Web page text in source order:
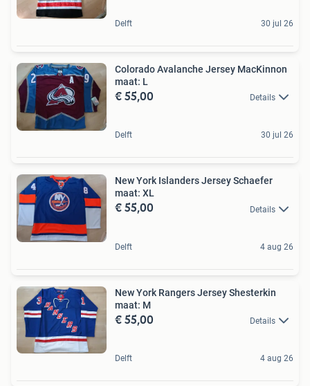
Delft 30 jul 26
Colorado Avalanche Jersey MacKinnon
maat: L
€ 55,00 Details
Delft 30 jul 26
New York Islanders Jersey Schaefer
maat: XL
€ 55,00 Details
Delft 4 aug 26
New York Rangers Jersey Shesterkin
maat: M
€ 55,00 Details
Delft 4 aug 26